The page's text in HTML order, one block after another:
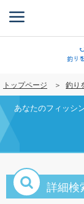
ン
に
移
動
釣り
トップページ 釣り
あなたのフィッシ
詳細検